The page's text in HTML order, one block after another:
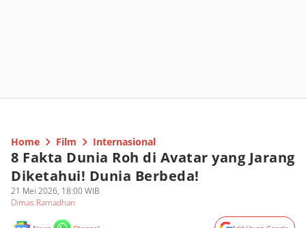
Home Film Internasional
8 Fakta Dunia Roh di Avatar yang Jarang
Diketahui! Dunia Berbeda!
21 Mei 2026, 18:00 WIB
Dimas Ramadhan